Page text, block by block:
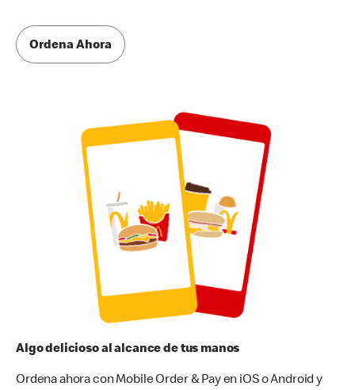
Ordena Ahora
Algo delicioso al alcance de tus manos
Ordena ahora con Mobile Order & Pay en iOS o Android y